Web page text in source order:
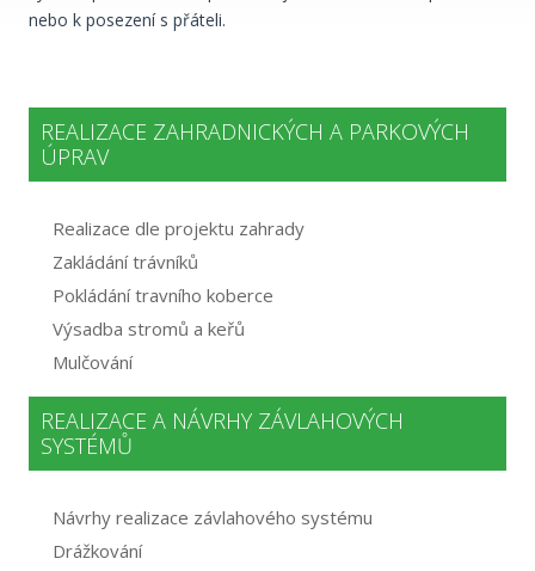
nebo k posezení s přáteli.
REALIZACE ZAHRADNICKÝCH A PARKOVÝCH
ÚPRAV
Realizace dle projektu zahrady
Zakládání trávníků
Pokládání travního koberce
Výsadba stromů a keřů
Mulčování
REALIZACE A NÁVRHY ZÁVLAHOVÝCH
SYSTÉMŮ
Návrhy realizace závlahového systému
Drážkování